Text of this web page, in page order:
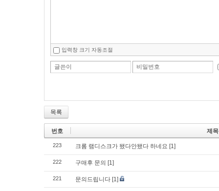
입력창 크기 자동조절
글쓴이 비밀번호
목록
번호 제목
223 크롬 램디스크가 됐다안됐다 하네요 [1]
222 구매후 문의 [1]
221 문의드립니다 [1]